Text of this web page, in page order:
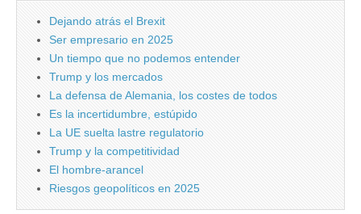
Dejando atrás el Brexit
Ser empresario en 2025
Un tiempo que no podemos entender
Trump y los mercados
La defensa de Alemania, los costes de todos
Es la incertidumbre, estúpido
La UE suelta lastre regulatorio
Trump y la competitividad
El hombre-arancel
Riesgos geopolíticos en 2025